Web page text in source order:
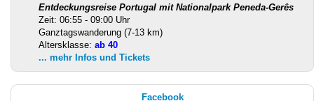
Entdeckungsreise Portugal mit Nationalpark Peneda-Gerês
Zeit: 06:55 - 09:00 Uhr
Ganztagswanderung (7-13 km)
Altersklasse: ab 40
... mehr Infos und Tickets
Facebook